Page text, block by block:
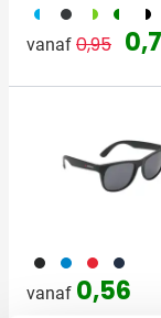
187 001 188 224 169
vanaf Normale
0,95
001 018 008 307
vanaf 0,56